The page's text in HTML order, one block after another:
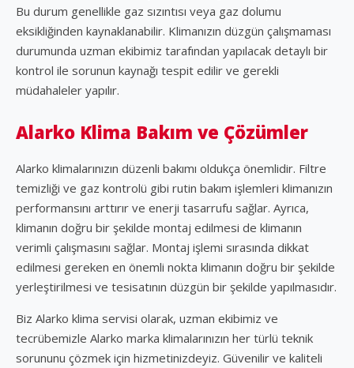
Bu durum genellikle gaz sızıntısı veya gaz dolumu
eksikliğinden kaynaklanabilir. Klimanızın düzgün çalışmaması
durumunda uzman ekibimiz tarafından yapılacak detaylı bir
kontrol ile sorunun kaynağı tespit edilir ve gerekli
müdahaleler yapılır.
Alarko Klima Bakım ve Çözümler
Alarko klimalarınızın düzenli bakımı oldukça önemlidir. Filtre
temizliği ve gaz kontrolü gibi rutin bakım işlemleri klimanızın
performansını arttırır ve enerji tasarrufu sağlar. Ayrıca,
klimanın doğru bir şekilde montaj edilmesi de klimanın
verimli çalışmasını sağlar. Montaj işlemi sırasında dikkat
edilmesi gereken en önemli nokta klimanın doğru bir şekilde
yerleştirilmesi ve tesisatının düzgün bir şekilde yapılmasıdır.
Biz Alarko klima servisi olarak, uzman ekibimiz ve
tecrübemizle Alarko marka klimalarınızın her türlü teknik
sorununu çözmek için hizmetinizdeyiz. Güvenilir ve kaliteli